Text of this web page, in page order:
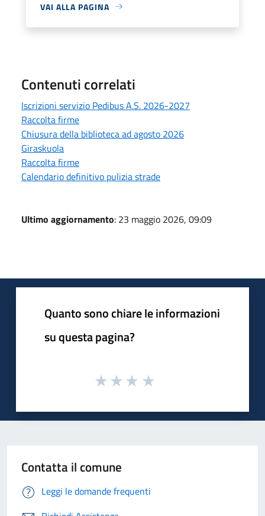
VAI ALLA PAGINA
Contenuti correlati
Iscrizioni servizio Pedibus A.S. 2026-2027
Raccolta firme
Chiusura della biblioteca ad agosto 2026
Giraskuola
Raccolta firme
Calendario definitivo pulizia strade
Ultimo aggiornamento: 23 maggio 2026, 09:09
Quanto sono chiare le informazioni
su questa pagina?
Contatta il comune
Leggi le domande frequenti